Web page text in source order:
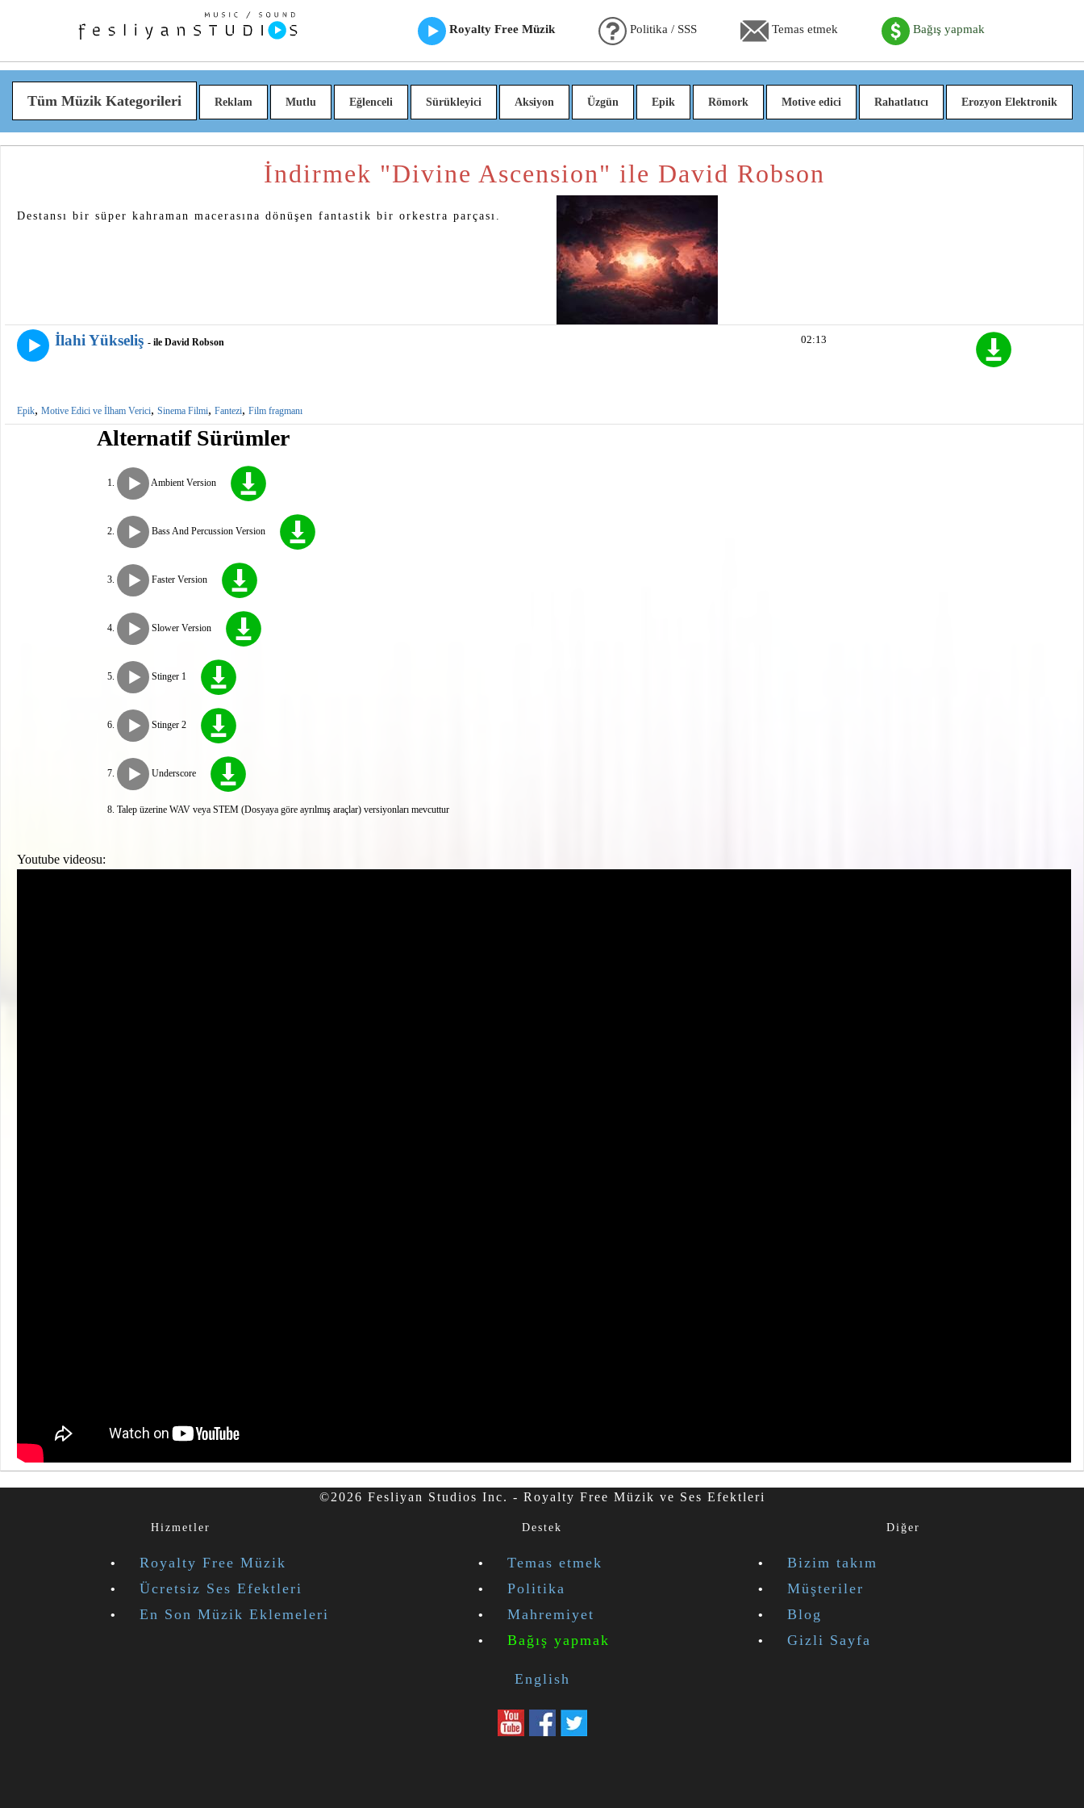
Royalty Free Müzik Politika / SSS Temas etmek Bağış yapmak
Tüm Müzik Kategorileri Reklam Mutlu Eğlenceli Sürükleyici Aksiyon Üzgün Epik Römork Motive edici Rahatlatıcı Erozyon Elektronik
İndirmek "Divine Ascension" ile David Robson
Destansı bir süper kahraman macerasına dönüşen fantastik bir orkestra parçası.
İlahi Yükseliş - ile David Robson
Epik, Motive Edici ve İlham Verici, Sinema Filmi, Fantezi, Film fragmanı
02:13
Alternatif Sürümler
Ambient Version
Bass And Percussion Version
Faster Version
Slower Version
Stinger 1
Stinger 2
Underscore
Talep üzerine WAV veya STEM (Dosyaya göre ayrılmış araçlar) versiyonları mevcuttur
Youtube videosu:
©2026 Fesliyan Studios Inc. - Royalty Free Müzik ve Ses Efektleri
Hizmetler
Royalty Free Müzik
Ücretsiz Ses Efektleri
En Son Müzik Eklemeleri
Destek
Temas etmek
Politika
Mahremiyet
Bağış yapmak
Diğer
Bizim takım
Müşteriler
Blog
Gizli Sayfa
English